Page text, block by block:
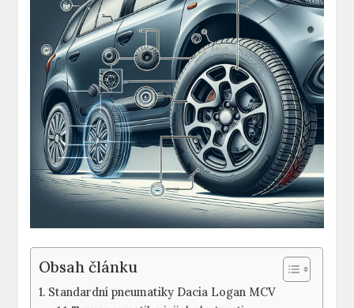
Obsah článku
Standardní pneumatiky Dacia Logan MCV